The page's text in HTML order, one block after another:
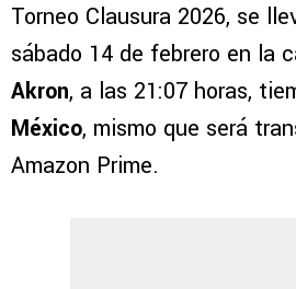
Torneo Clausura 2026, se
sábado 14 de febrero en la
Akron, a las 21:07 horas,
México, mismo que será
Amazon Prime.